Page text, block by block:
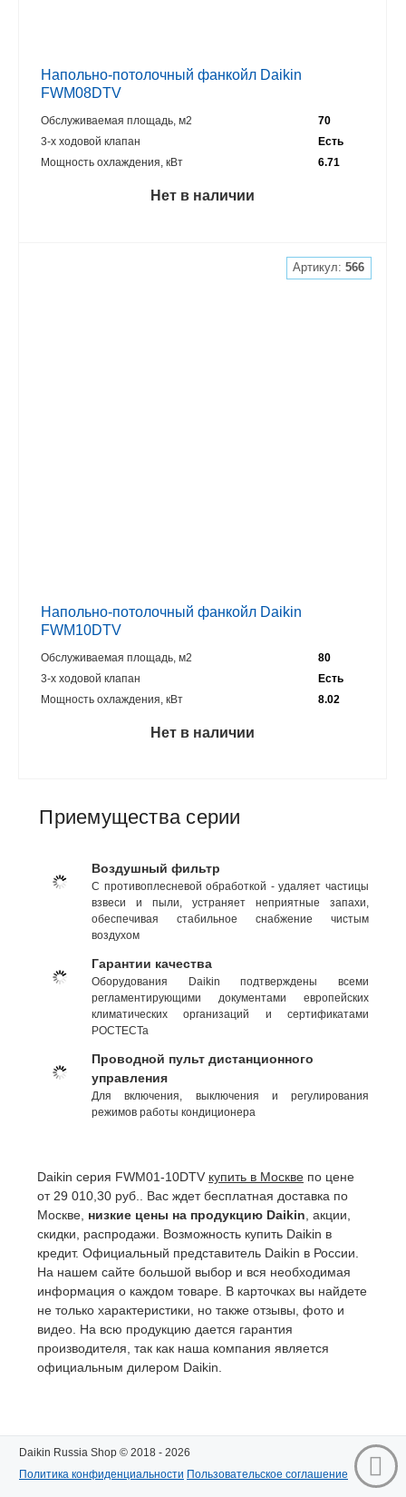
Напольно-потолочный фанкойл Daikin
FWM08DTV
Обслуживаемая площадь, м2
70
3-х ходовой клапан
Есть
Мощность охлаждения, кВт
6.71
Нет в наличии
Артикул:566
Напольно-потолочный фанкойл Daikin
FWM10DTV
Обслуживаемая площадь, м2
80
3-х ходовой клапан
Есть
Мощность охлаждения, кВт
8.02
Нет в наличии
Приемущества серии
Воздушный фильтр
С противоплесневой обработкой - удаляет частицы
взвеси и пыли, устраняет неприятные запахи,
обеспечивая стабильное снабжение чистым
воздухом
Гарантии качества
Оборудования Daikin подтверждены всеми
регламентирующими документами европейских
климатических организаций и сертификатами
РОСТЕСТа
Проводной пульт дистанционного
управления
Для включения, выключения и регулирования
режимов работы кондиционера
Daikin серия FWM01-10DTV купить в Москве по цене
от 29 010,30 руб.. Вас ждет бесплатная доставка по
Москве, низкие цены на продукцию Daikin, акции,
скидки, распродажи. Возможность купить Daikin в
кредит. Официальный представитель Daikin в России.
На нашем сайте большой выбор и вся необходимая
информация о каждом товаре. В карточках вы найдете
не только характеристики, но также отзывы, фото и
видео. На всю продукцию дается гарантия
производителя, так как наша компания является
официальным дилером Daikin.
Daikin Russia Shop © 2018 - 2026
Политика конфиденциальности Пользовательское соглашение